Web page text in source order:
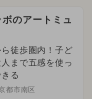
のアートミュ
徒歩圏内！子ど
まで五感を使っ
る
都市南区